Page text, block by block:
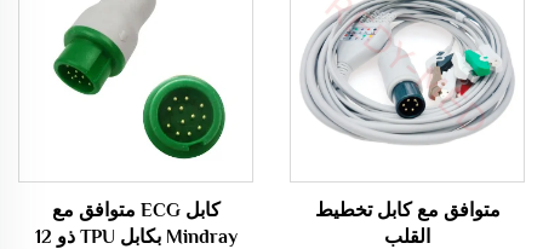
متوافق مع كابل تخطيط
القلب
كابل ECG متوافق مع
Mindray بكابل TPU ذو 12